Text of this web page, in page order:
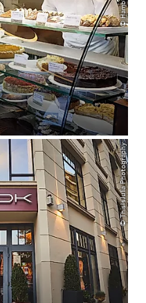
© ThisIsJulia Photography